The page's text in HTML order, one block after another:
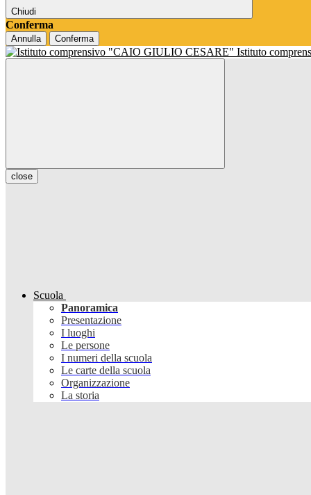
Chiudi
Conferma
Annulla Conferma
Istituto
close
Scuola
Panoramica
Presentazione
I luoghi
Le persone
I numeri della scuola
Le carte della scuola
Organizzazione
La storia